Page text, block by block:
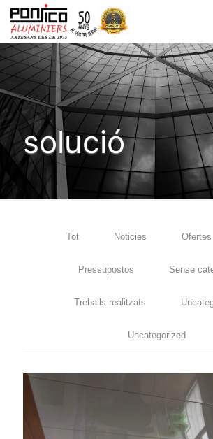
solució
Tot Noticies
Pressupostos Sense
Treballs realitzats
Uncategorized